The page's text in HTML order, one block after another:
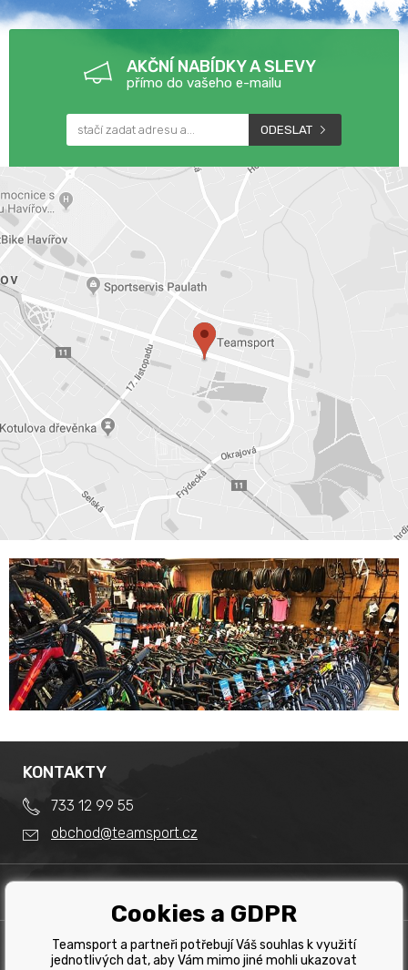
AKČNÍ NABÍDKY A SLEVY
přímo do vašeho e-mailu
ODESLAT
Obchodní podmínky
Splátkový prodej
Reklamace
PRODEJNA
KONTAKTY
733 12 99 55
obchod@teamsport.cz
Cookies a GDPR
Teamsport a partneři potřebují Váš souhlas k využití
jednotlivých dat, aby Vám mimo jiné mohli ukazovat